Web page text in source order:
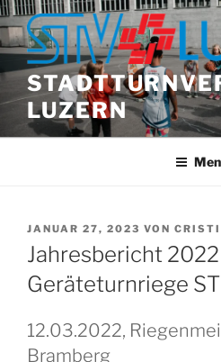
Zum
Inhalt
springen
LUZERN
VERÖFFENTLICHT
AM
JANUAR 27, 2023 VON
Jahresbericht 2022
Geräteturnriege
12.03.2022,
Bramberg